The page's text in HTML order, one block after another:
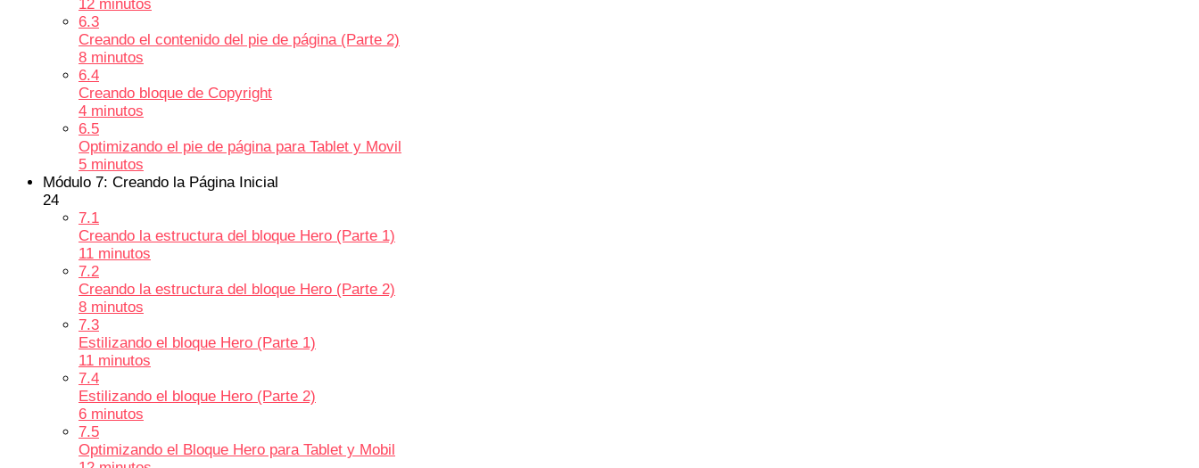
12 minutos
6.3
Creando el contenido del pie de página (Parte 2)
8 minutos
6.4
Creando bloque de Copyright
4 minutos
6.5
Optimizando el pie de página para Tablet y Movil
5 minutos
Módulo 7: Creando la Página Inicial
24
7.1
Creando la estructura del bloque Hero (Parte 1)
11 minutos
7.2
Creando la estructura del bloque Hero (Parte 2)
8 minutos
7.3
Estilizando el bloque Hero (Parte 1)
11 minutos
7.4
Estilizando el bloque Hero (Parte 2)
6 minutos
7.5
Optimizando el Bloque Hero para Tablet y Mobil